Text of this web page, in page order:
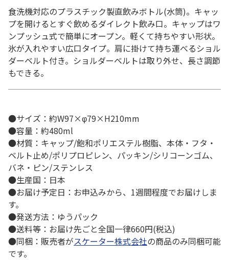
食洗機対応のプラスチック製直飲みボトル(水筒)。キャッ
プを開けるとすぐ飲めるダイレクト飲み口。キャップはワ
ンプッシュ式で簡単にオープン。軽くて持ちやすい形状。
氷が入れやすい広口タイプ。肩に掛けて持ち運べるショル
ダーベルト付き。ショルダーベルトは取り外せ、長さ調節
もできる。
●サイズ：約W97×φ79×H210mm
●容量：約480ml
●材質：キャップ/飽和ポリエステル樹脂、本体・フタ・
ベルト止め/ポリプロピレン、パッキン/シリコーンゴム、
バネ・ピン/ステンレス
●生産国：日本
●お届け予定日：お申込みから、1週間程度でお届けしま
す。
●発送方法：ゆうパック
●送料等：お届け先ごと全国一律660円(税込)
●同梱：販売者がスケーター株式会社の商品のみ同梱可能
です。